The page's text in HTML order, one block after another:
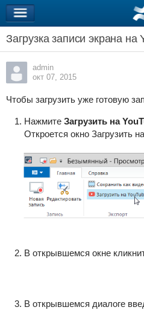
Загрузка записи экрана на
admin
окт 07, 2015
Чтобы загрузить уже готовую
Нажмите Загрузить на
Откроется окно Загрузить
В открывшемся окне
В открывшемся диалоге